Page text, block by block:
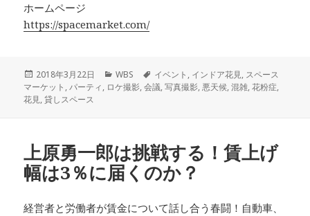
ホームページ
https://spacemarket.com/
投
稿
日:
2018年3月22日
カ
テ
WBS
タ
グ
イベント , インドア花見, スペース
マーケット ,パーティ, ロケ撮影,会議,写真撮影,悪天候,混雑,花粉症,
花見,貸しスペース
上原勇一郎は挑戦する！賃上げ
幅は3％に届くのか？
経営者と労働者が賃金について話し合う春闘！自動車、